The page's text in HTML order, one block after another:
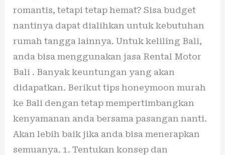
romantis, tetapi tetap hemat? Sisa budget
nantinya dapat dialihkan untuk kebutuhan
rumah tangga lainnya. Untuk keliling Bali,
anda bisa menggunakan jasa Rental Motor
Bali . Banyak keuntungan yang akan
didapatkan. Berikut tips honeymoon murah
ke Bali dengan tetap mempertimbangkan
kenyamanan anda bersama pasangan nanti.
Akan lebih baik jika anda bisa menerapkan
semuanya. 1. Tentukan konsep dan